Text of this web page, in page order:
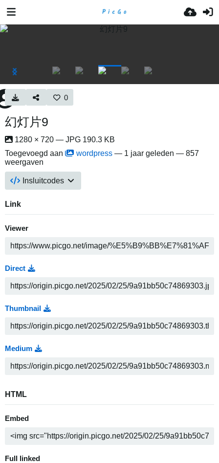
0
幻灯片9
1280 × 720 — JPG 190.3 KB
Toegevoegd aan
wordpress — 1 jaar geleden — 857
weergaven
Insluitcodes
Link
Viewer
Direct
Thumbnail
Medium
HTML
Embed
Full linked